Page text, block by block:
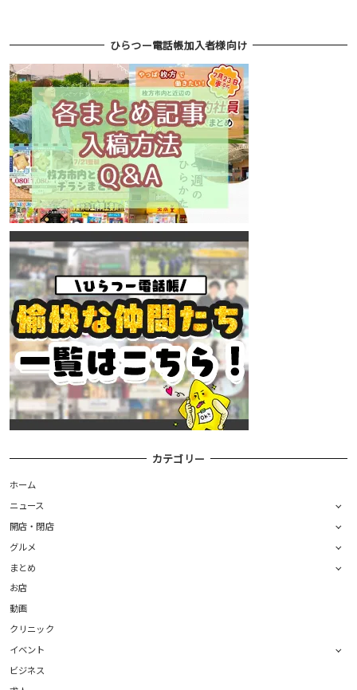
ひらつー電話帳加入者様向け
カテゴリー
ホーム
ニュース
開店・閉店
グルメ
まとめ
お店
動画
クリニック
イベント
ビジネス